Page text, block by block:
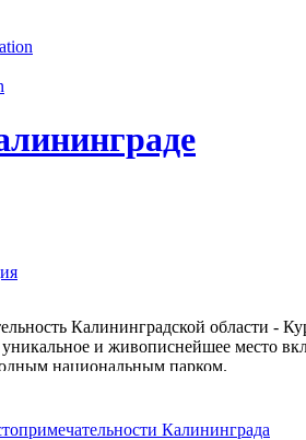
Калининградской области -
и живописнейшее место
национальным парком.
Калининграда